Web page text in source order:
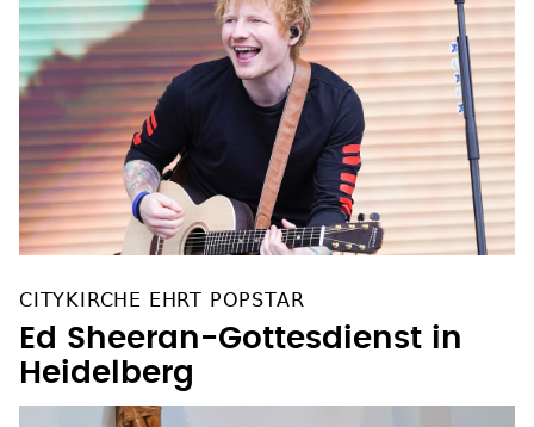
CITYKIRCHE EHRT POPSTAR
Ed Sheeran-Gottesdienst in
Heidelberg